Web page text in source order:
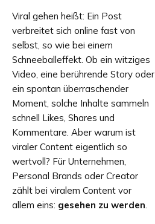
Viral gehen heißt: Ein Post
verbreitet sich online fast von
selbst, so wie bei einem
Schneeballeffekt. Ob ein witziges
Video, eine berührende Story oder
ein spontan überraschender
Moment, solche Inhalte sammeln
schnell Likes, Shares und
Kommentare. Aber warum ist
viraler Content eigentlich so
wertvoll? Für Unternehmen,
Personal Brands oder Creator
zählt bei viralem Content vor
allem eins: gesehen zu werden.